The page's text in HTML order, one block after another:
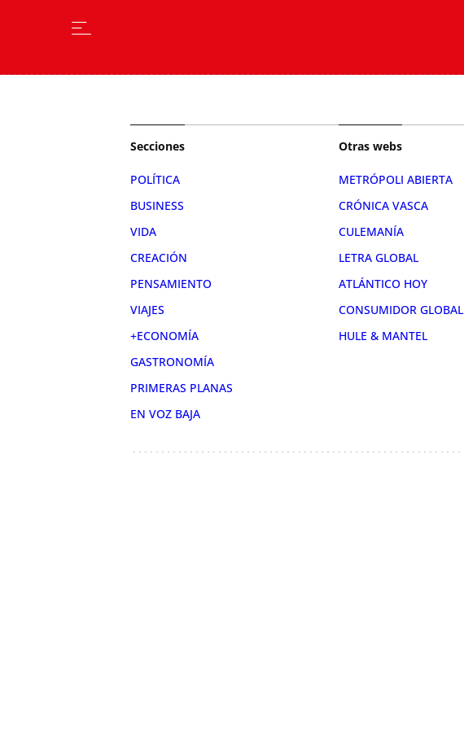
Secciones
POLÍTICA
BUSINESS
VIDA
CREACIÓN
PENSAMIENTO
VIAJES
+ECONOMÍA
GASTRONOMÍA
PRIMERAS PLANAS
EN VOZ BAJA
Otras webs
METRÓPOLI ABIERTA
CRÓNICA VASCA
CULEMANÍA
LETRA GLOBAL
ATLÁNTICO HOY
CONSUMIDOR GLOBAL
HULE & MANTEL